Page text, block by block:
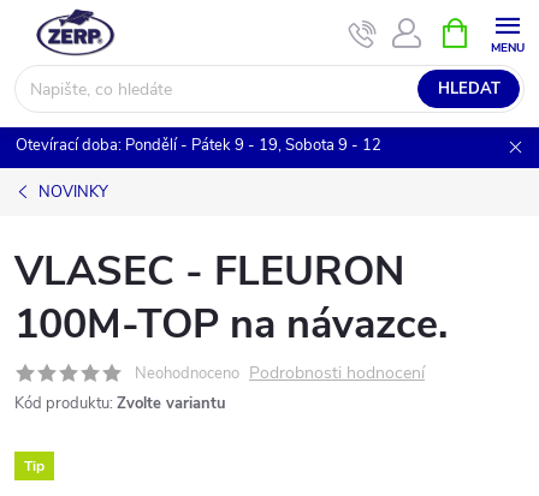
obsah
HLEDAT
NÁKUPNÍ
KOŠÍK
Otevírací doba: Pondělí - Pátek 9 - 19, Sobota 9 - 12
NOVINKY
VLASEC - FLEURON
100M-TOP na návazce.
Neohodnoceno Podrobnosti hodnocení
Kód produktu: Zvolte variantu
Tip